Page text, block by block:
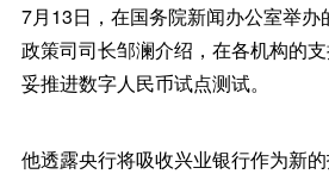
7月13日，在国务院新闻办公室举办
政策司司长邹澜介绍，在各机构的
妥推进数字人民币试点测试。
他透露央行将吸收兴业银行作为新